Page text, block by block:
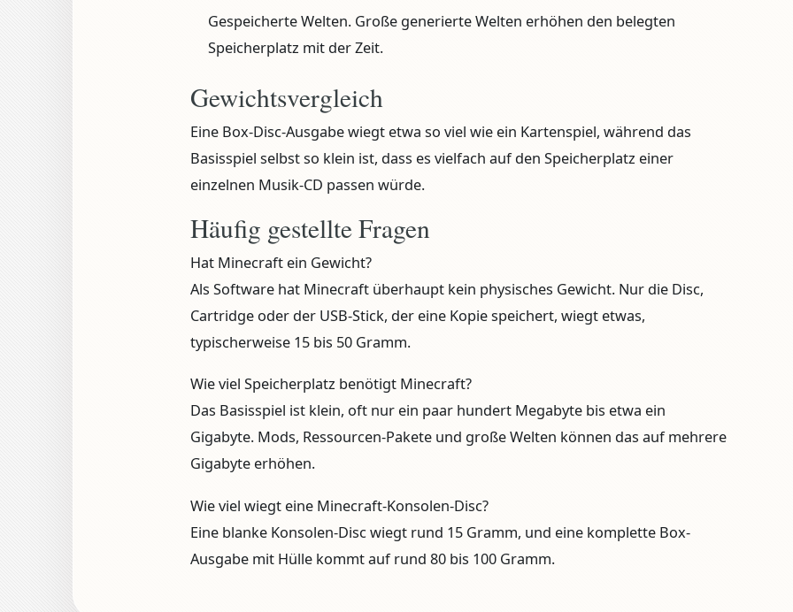
Gespeicherte Welten. Große generierte Welten erhöhen den belegten
Speicherplatz mit der Zeit.
Gewichtsvergleich
Eine Box-Disc-Ausgabe wiegt etwa so viel wie ein Kartenspiel, während das
Basisspiel selbst so klein ist, dass es vielfach auf den Speicherplatz einer
einzelnen Musik-CD passen würde.
Häufig gestellte Fragen
Hat Minecraft ein Gewicht?
Als Software hat Minecraft überhaupt kein physisches Gewicht. Nur die Disc,
Cartridge oder der USB-Stick, der eine Kopie speichert, wiegt etwas,
typischerweise 15 bis 50 Gramm.
Wie viel Speicherplatz benötigt Minecraft?
Das Basisspiel ist klein, oft nur ein paar hundert Megabyte bis etwa ein
Gigabyte. Mods, Ressourcen-Pakete und große Welten können das auf mehrere
Gigabyte erhöhen.
Wie viel wiegt eine Minecraft-Konsolen-Disc?
Eine blanke Konsolen-Disc wiegt rund 15 Gramm, und eine komplette Box-
Ausgabe mit Hülle kommt auf rund 80 bis 100 Gramm.